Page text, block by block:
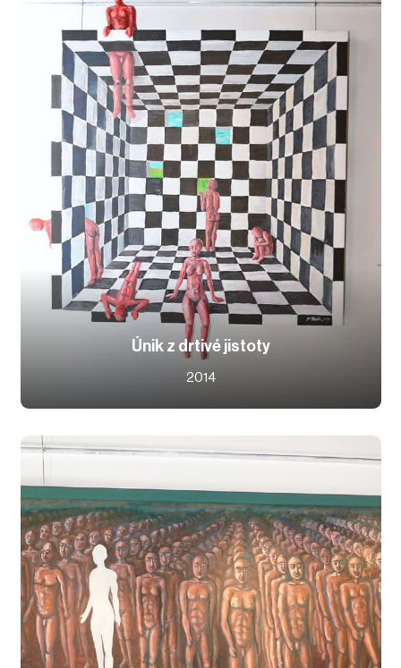
Únik z drtivé jistoty
2014